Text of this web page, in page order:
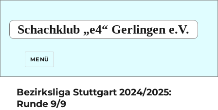
Schachklub „e4“ Gerlingen e.V.
MENÜ
Bezirksliga Stuttgart 2024/2025:
Runde 9/9